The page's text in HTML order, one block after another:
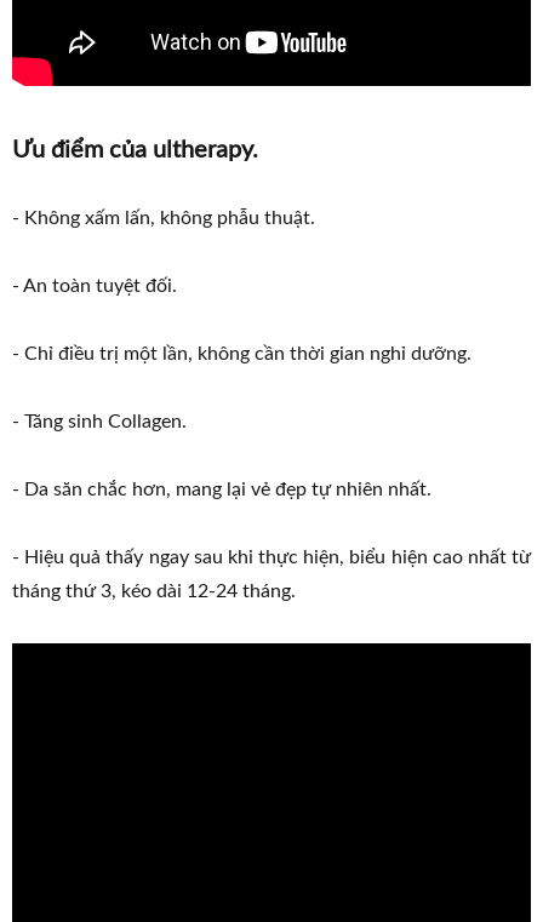
Ưu điểm của ultherapy.
- Không xấm lấn, không phẫu thuật.
- An toàn tuyệt đối.
- Chỉ điều trị một lần, không cần thời gian nghỉ dưỡng.
- Tăng sinh Collagen.
- Da săn chắc hơn, mang lại vẻ đẹp tự nhiên nhất.
- Hiệu quả thấy ngay sau khi thực hiện, biểu hiện cao nhất từ
tháng thứ 3, kéo dài 12-24 tháng.